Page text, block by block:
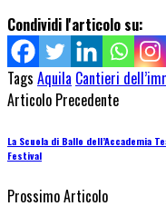
Condividi l'articolo su:
Tags Aquila Cantieri
Articolo Precedente
La Scuola di Ballo dell’Accademia
Festival
Prossimo Articolo